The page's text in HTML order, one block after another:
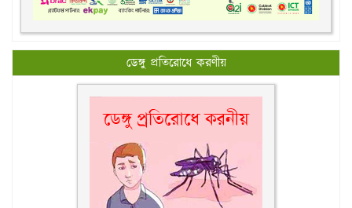
ডেঙ্গু প্রতিরোধে করণীয়